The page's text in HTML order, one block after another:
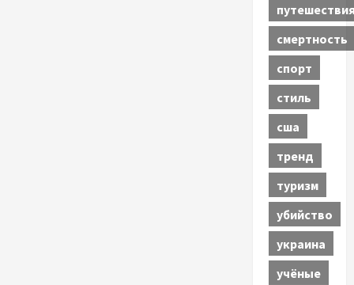
смертность
спорт
стиль
сша
тренд
туризм
убийство
украина
учёные